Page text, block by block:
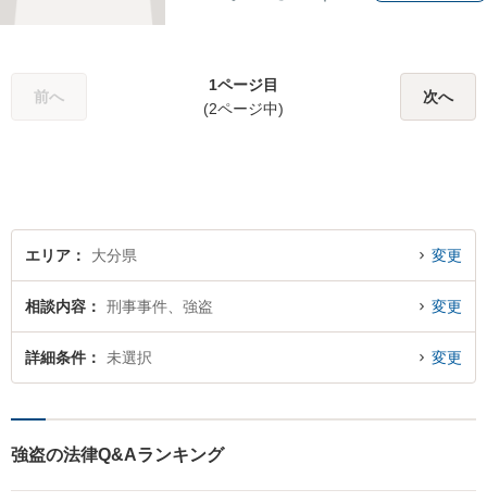
【別府・杵築にも拠点】
前へ
1ページ目
(2ページ中)
次へ
エリア 大分県 変更
相談内容 刑事事件、強盗 変更
詳細条件 未選択 変更
強盗の法律Q&Aランキング